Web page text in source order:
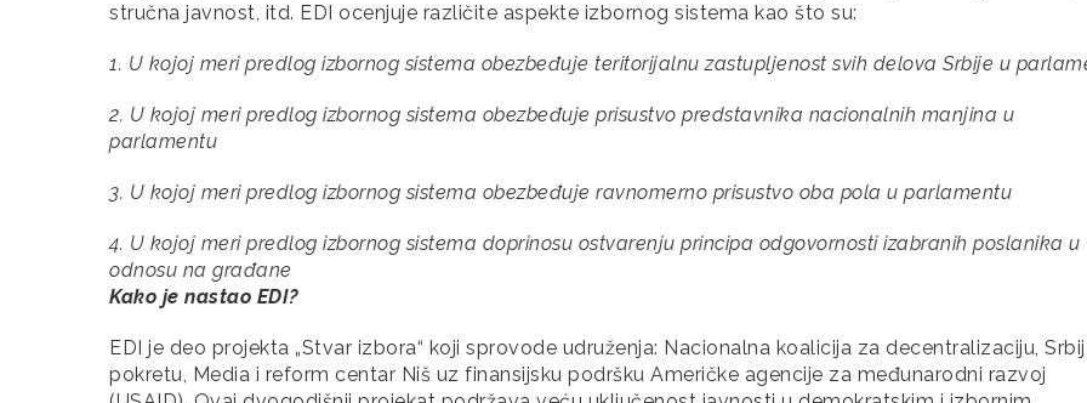
stručna javnost, itd. EDI ocenjuje različite aspekte izbornog sistema kao što su:
1. U kojoj meri predlog izbornog sistema obezbeđuje teritorijalnu zastupljenost svih delova Srbije u
2. U kojoj meri predlog izbornog sistema obezbeđuje prisustvo predstavnika nacionalnih manjina u
parlamentu
3. U kojoj meri predlog izbornog sistema obezbeđuje ravnomerno prisustvo oba pola u parlamentu
4. U kojoj meri predlog izbornog sistema doprinosu ostvarenju principa odgovornosti izabranih poslanika u
odnosu na građane
Kako je nastao EDI?
EDI je deo projekta „Stvar izbora“ koji sprovode udruženja: Nacionalna koalicija za decentralizaciju,
pokretu, Media i reform centar Niš uz finansijsku podršku Američke agencije za međunarodni razvoj